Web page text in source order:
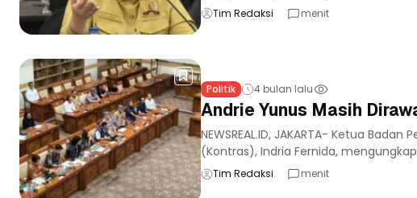
Tim Redaksi menit
Politik 4 bulan lalu
Andrie Yunus Masih
NEWSREAL.ID, JAKARTA- Ketua
(Kontras), Indria Fernida,
Tim Redaksi menit